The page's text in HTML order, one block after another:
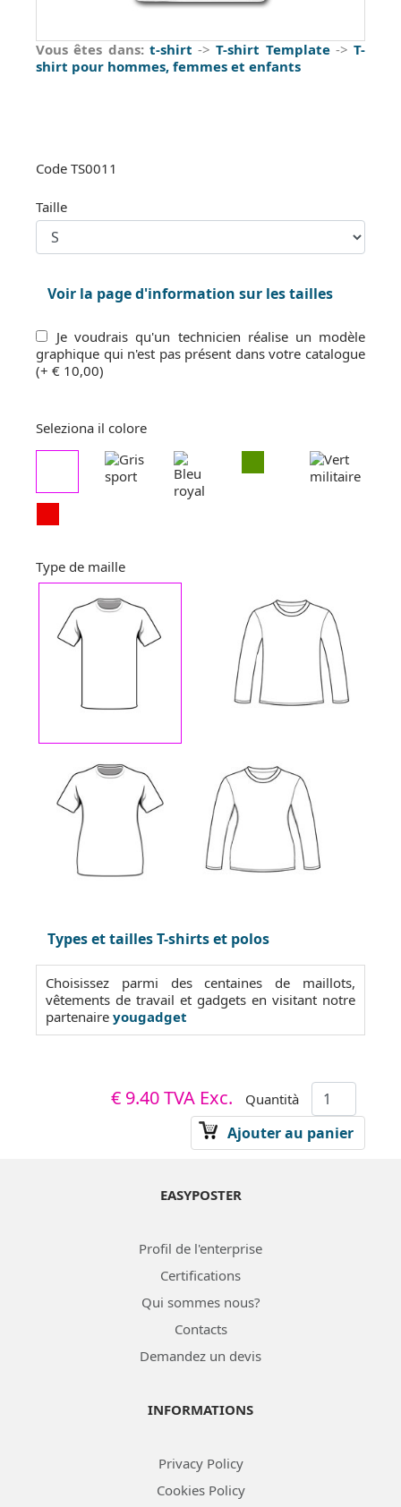
Vous êtes dans: t-shirt ->T-shirt Template-> T-
shirt pour hommes, femmes et enfants
Code TS0011
Taille
Voir la page d'information sur les tailles
Je voudrais qu'un technicien réalise un modèle
graphique qui n'est pas présent dans votre catalogue
(+ € 10,00)
Seleziona il colore
Type de maille
Types et tailles T-shirts et polos
Choisissez parmi des centaines de maillots,
vêtements de travail et gadgets en visitant notre
partenaire yougadget
€ 9.40TVA Exc. Quantità
Ajouter au panier
EASYPOSTER
Profil de l'enterprise
Certifications
Qui sommes nous?
Contacts
Demandez un devis
INFORMATIONS
Privacy Policy
Cookies Policy